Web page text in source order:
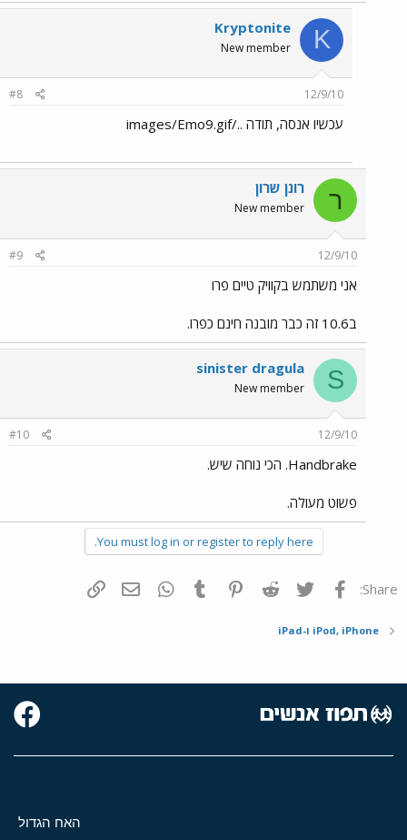
K
Kryptonite
New member
12/9/10
#8
עכשיו אנסה, תודה ../images/Emo9.gif
ר רונן שרון
New member
12/9/10
#9
אני משתמש בקוויק טיים פרו
ב10.6 זה כבר מובנה חינם כפרו.
S
sinister dragula
New member
12/9/10
#10
Handbrake. הכי נוחה שיש.
פשוט מעולה.
You must log in or register to reply here.
Share: פייסבוק Twitter
Reddit
Pinterest
Tumblr
WhatsAppדואר אלקטרוני
iPod, iPhone ו-iPad
האח הגדול